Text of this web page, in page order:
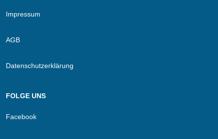
Impressum
AGB
Datenschutzerklärung
FOLGE UNS
Facebook